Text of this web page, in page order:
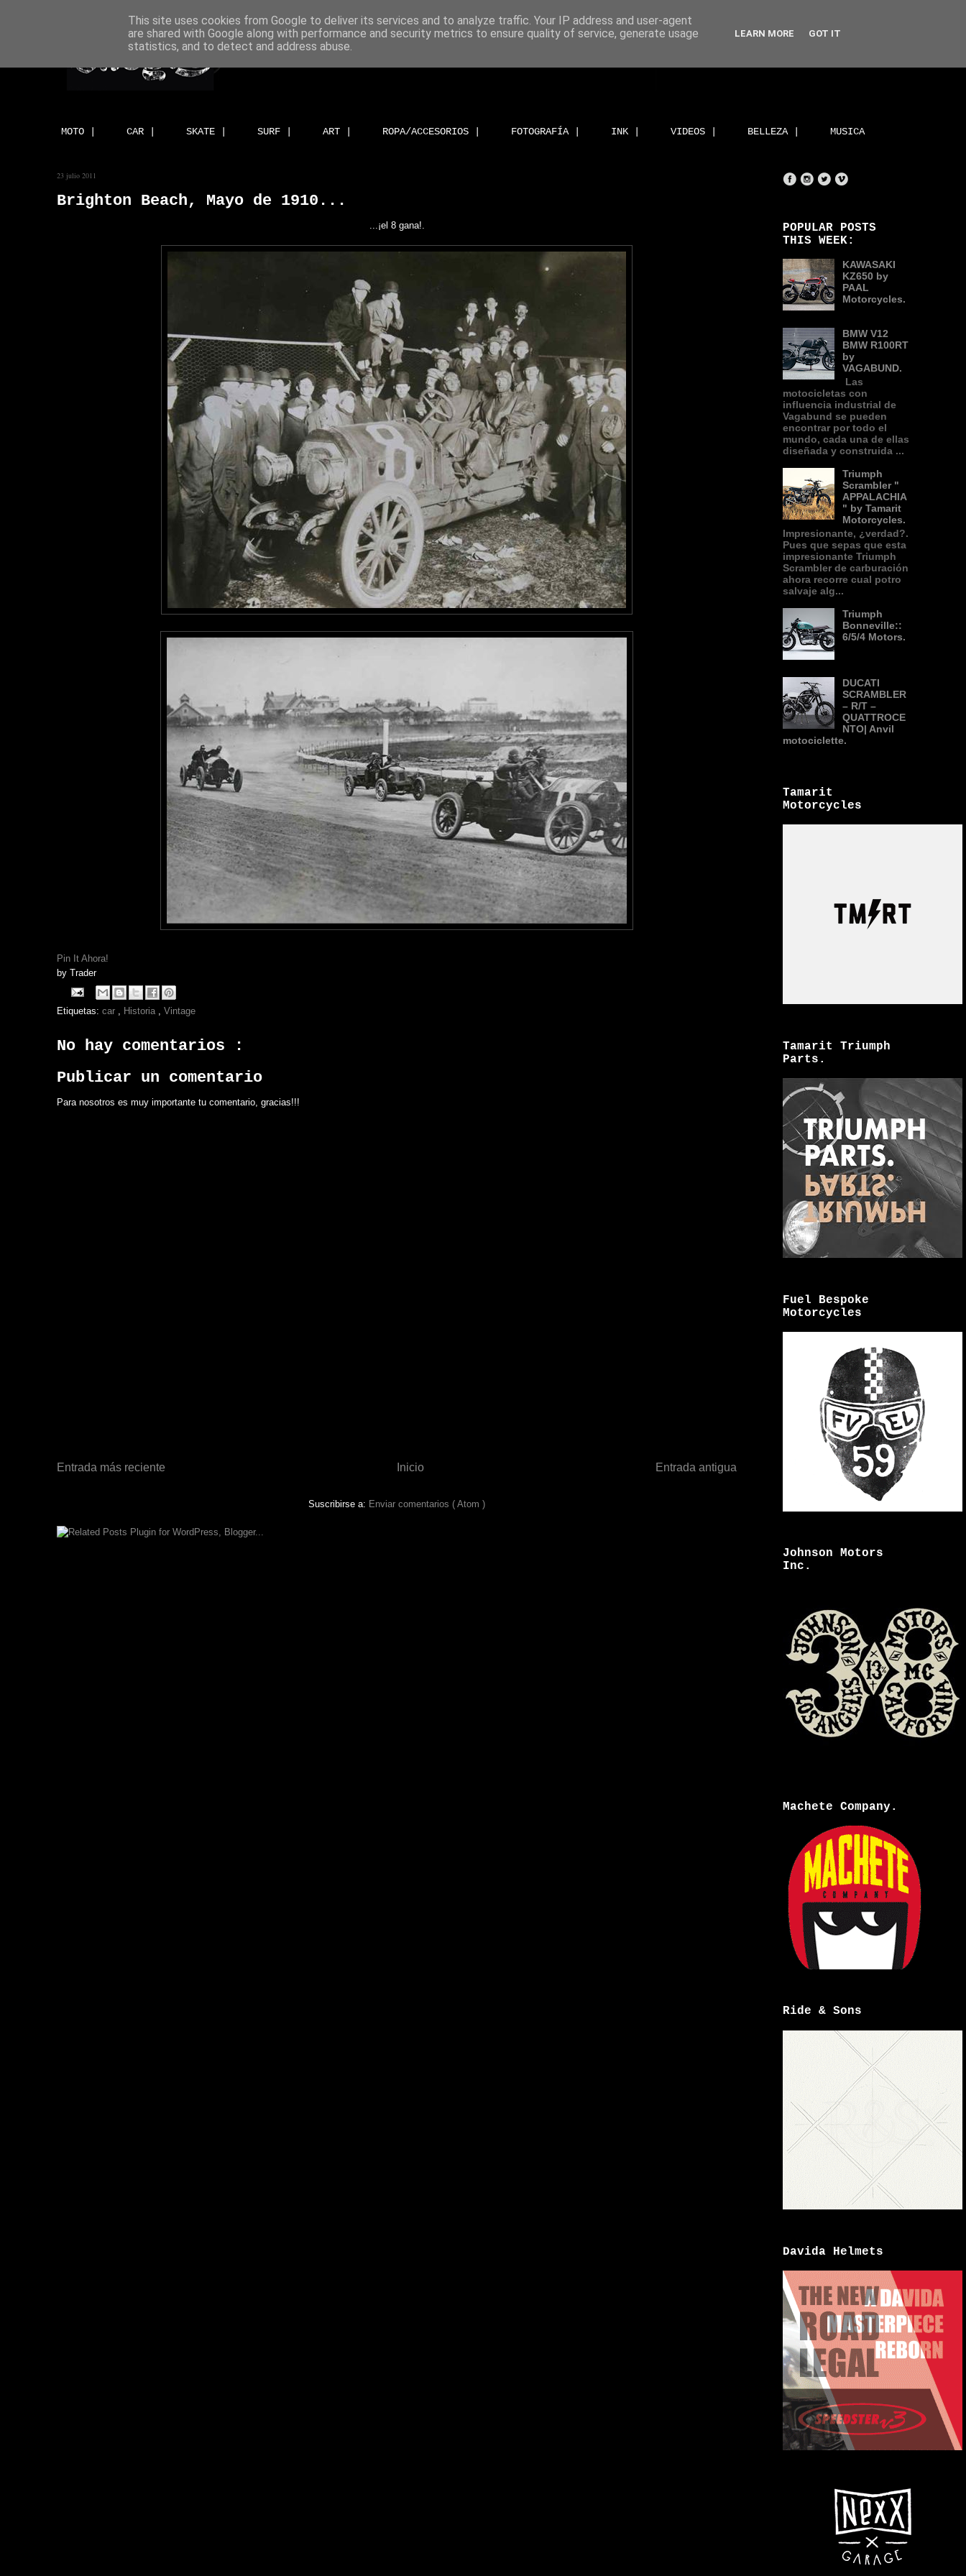
MOTO | CAR | SKATE | SURF | ART | ROPA/ACCESORIOS | FOTOGRAFÍA | INK | VIDEOS | BELLEZA | MUSICA
23 julio 2011
Brighton Beach, Mayo de 1910...
...¡el 8 gana!.
Pin It Ahora!
by Trader
Etiquetas: car Historia Vintage
No hay comentarios :
Publicar un comentario
Para nosotros es muy importante tu comentario, gracias!!!
Entrada más reciente Entrada antigua
Inicio
Suscribirse a: Enviar comentarios ( Atom )
POPULAR POSTS
THIS WEEK:
KAWASAKI
KZ650 by
PAAL
Motorcycles.
BMW V12
BMW R100RT
by
VAGABUND.
Las
motocicletas con
influencia industrial de
Vagabund se pueden
encontrar por todo el
mundo, cada una de ellas
diseñada y construida ...
Triumph
Scrambler "
APPALACHIA
" by Tamarit
Motorcycles.
Impresionante, ¿verdad?.
Pues que sepas que esta
impresionante Triumph
Scrambler de carburación
ahora recorre cual potro
salvaje alg...
Triumph
Bonneville::
6/5/4 Motors.
DUCATI
SCRAMBLER
– R/T –
QUATTROCE
NTO| Anvil
motociclette.
Tamarit
Motorcycles
Tamarit Triumph
Parts.
Fuel Bespoke
Motorcycles
Johnson Motors
Inc.
Machete Company.
Ride & Sons
Davida Helmets
This site uses cookies from Google to deliver its services and to analyze traffic. Your IP address and user-agent
are shared with Google along with performance and security metrics to ensure quality of service, generate usage
statistics, and to detect and address abuse.
LEARN MORE GOT IT